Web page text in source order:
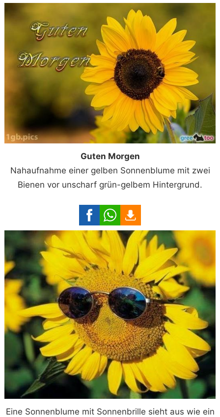
Guten Morgen
Nahaufnahme einer gelben Sonnenblume mit zwei
Bienen vor unscharf grün-gelbem Hintergrund.
Eine Sonnenblume mit Sonnenbrille sieht aus wie ein